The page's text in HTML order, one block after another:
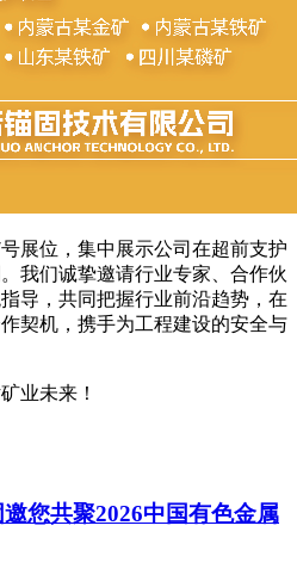
展位，集中展示公司在超前支护
我们诚挚邀请行业专家、合作伙
导，共同把握行业前沿趋势，在
契机，携手为工程建设的安全与
业未来！
您共聚2026中国有色金属